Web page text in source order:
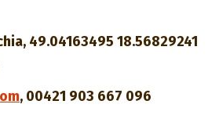
49.04163495 18.56829241
, 00421 903 667 096